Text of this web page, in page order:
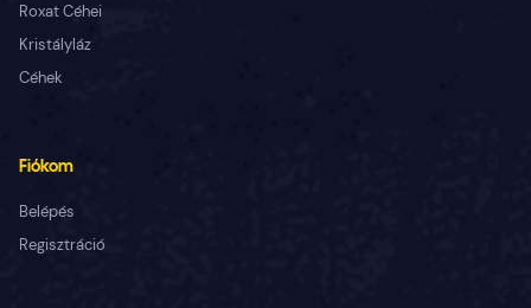
Roxat Céhei
Kristályláz
Céhek
Fiókom
Belépés
Regisztráció